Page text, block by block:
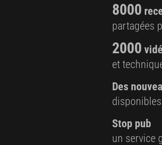
8000
partagées
2000
et
Des
disponibles
Stop pub
un service